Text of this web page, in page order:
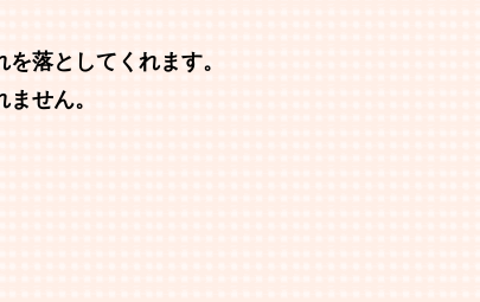
落としてくれます。
せん。